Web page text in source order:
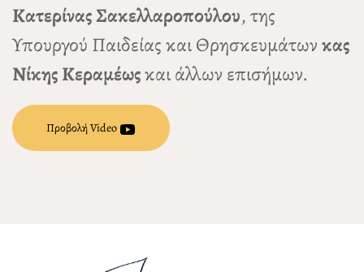
Κατερίνας Σακελλαροπούλου, της
Υπουργού Παιδείας και Θρησκευμάτωνκας
Νίκης Κεραμέωςκαι άλλων επισήμων.
Προβολή Video